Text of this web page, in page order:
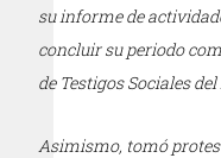
su informe de
concluir su periodo
de Testigos Sociales
Asimismo, tomó